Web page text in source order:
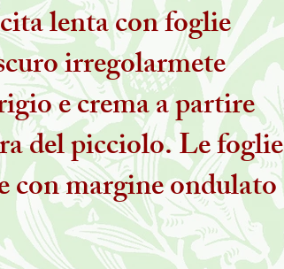
lenta con foglie
irregolarmete
e crema a partire
del picciolo. Le foglie
con margine ondulato